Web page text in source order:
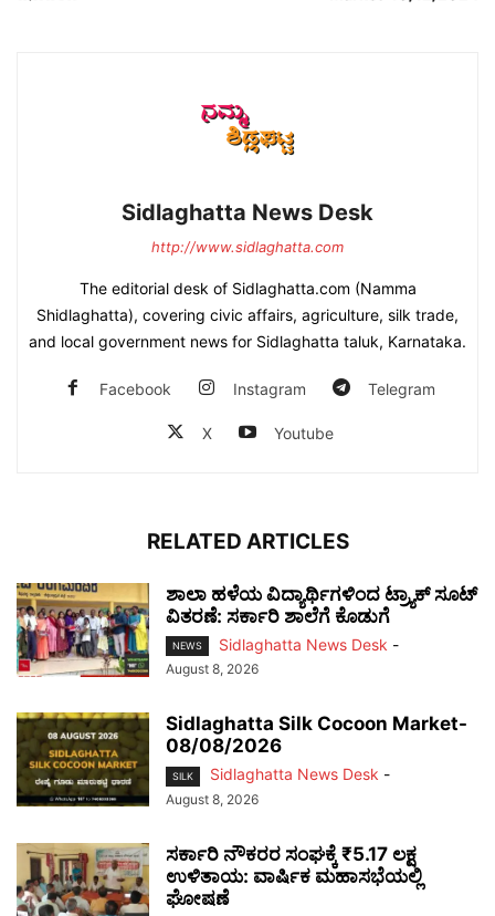
Sidlaghatta News Desk
http://www.sidlaghatta.com
The editorial desk of Sidlaghatta.com (Namma
Shidlaghatta), covering civic affairs, agriculture, silk trade,
and local government news for Sidlaghatta taluk, Karnataka.
Facebook Instagram Telegram
X Youtube
RELATED ARTICLES
ಶಾಲಾ ಹಳೆಯ ವಿದ್ಯಾರ್ಥಿಗಳಿಂದ ಟ್ರ್ಯಾಕ್‌ ಸೂಟ್
ವಿತರಣೆ: ಸರ್ಕಾರಿ ಶಾಲೆಗೆ ಕೊಡುಗೆ
NEWS Sidlaghatta News Desk -
August 8, 2026
Sidlaghatta Silk Cocoon Market-
08/08/2026
SILK Sidlaghatta News Desk -
August 8, 2026
ಸರ್ಕಾರಿ ನೌಕರರ ಸಂಘಕ್ಕೆ ₹5.17 ಲಕ್ಷ
ಉಳಿತಾಯ: ವಾರ್ಷಿಕ ಮಹಾಸಭೆಯಲ್ಲಿ
ಘೋಷಣೆ